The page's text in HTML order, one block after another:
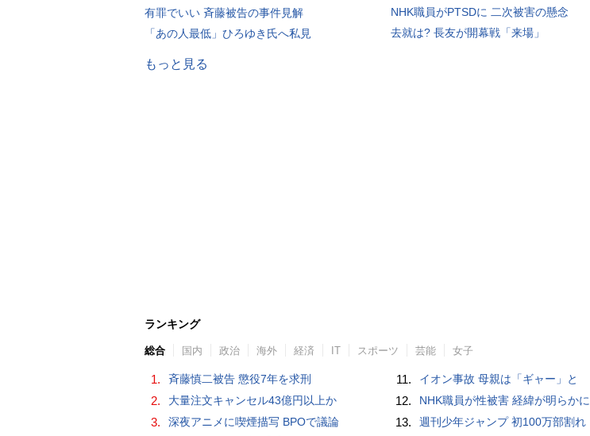
有罪でいい 斉藤被告の事件見解
「あの人最低」ひろゆき氏へ私見
NHK職員がPTSDに 二次被害の懸念
去就は? 長友が開幕戦「来場」
もっと見る
ランキング
総合 国内 政治 海外 経済 IT スポーツ 芸能 女子
1. 斉藤慎二被告 懲役7年を求刑
2. 大量注文キャンセル43億円以上か
3. 深夜アニメに喫煙描写 BPOで議論
11. イオン事故 母親は「ギャー」と
12. NHK職員が性被害 経緯が明らかに
13. 週刊少年ジャンプ 初100万部割れ